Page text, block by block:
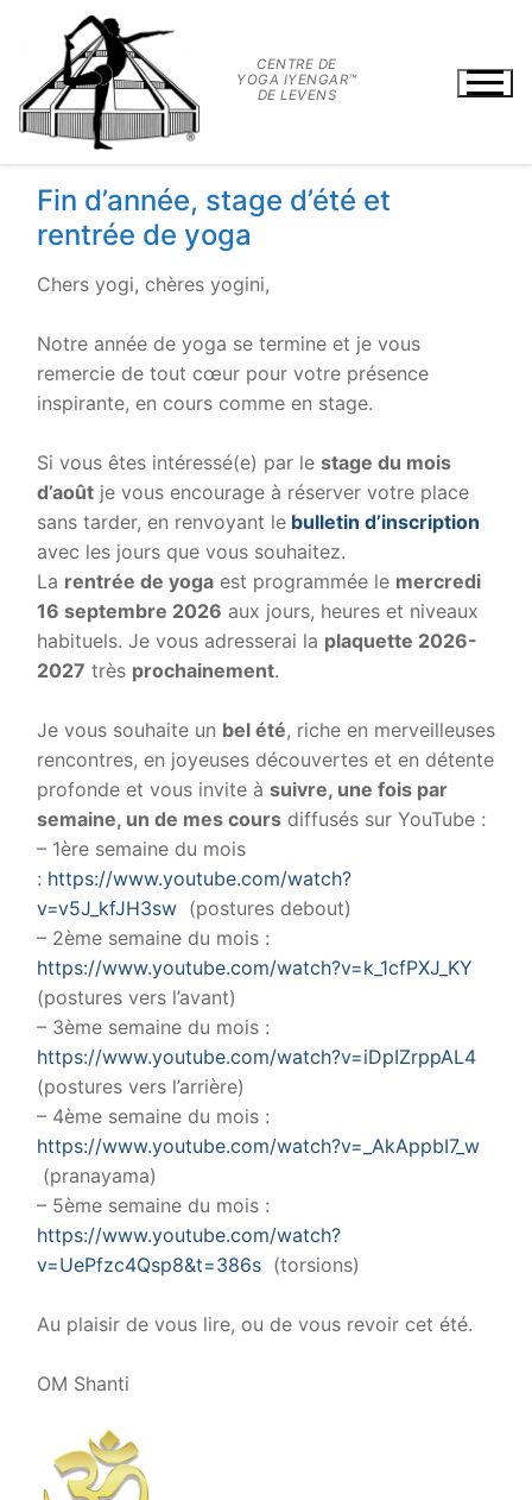
contenu
CENTRE DE
YOGA IYENGAR™
DE LEVENS
Fin d’année, stage d’été et
rentrée de yoga
Chers yogi, chères yogini,
Notre année de yoga se termine et je vous
remercie de tout cœur pour votre présence
inspirante, en cours comme en stage.
Si vous êtes intéressé(e) par le stage du mois
d’août je vous encourage à réserver votre place
sans tarder, en renvoyant le bulletin d’inscription
avec les jours que vous souhaitez.
La rentrée de yoga est programmée le mercredi
16 septembre 2026 aux jours, heures et niveaux
habituels. Je vous adresserai la plaquette 2026-
2027 très prochainement.
Je vous souhaite un bel été, riche en merveilleuses
rencontres, en joyeuses découvertes et en détente
profonde et vous invite à suivre, une fois par
semaine, un de mes cours diffusés sur YouTube :
– 1ère semaine du mois
: https://www.youtube.com/watch?
v=v5J_kfJH3sw (postures debout)
– 2ème semaine du mois :
https://www.youtube.com/watch?v=k_1cfPXJ_KY
(postures vers l’avant)
– 3ème semaine du mois :
https://www.youtube.com/watch?v=iDpIZrppAL4
(postures vers l’arrière)
– 4ème semaine du mois :
https://www.youtube.com/watch?v=_AkAppbI7_w
(pranayama)
– 5ème semaine du mois :
https://www.youtube.com/watch?
v=UePfzc4Qsp8&t=386s (torsions)
Au plaisir de vous lire, ou de vous revoir cet été.
OM Shanti